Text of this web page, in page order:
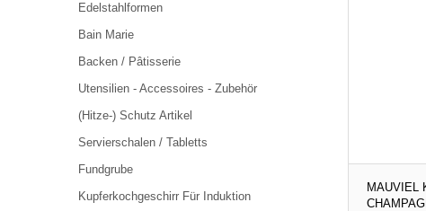
MAUVIEL
Edelstahlformen
Bain Marie
Backen / Pâtisserie
Utensilien - Accessoires - Zubehör
(Hitze-) Schutz Artikel
Servierschalen / Tabletts
Fundgrube
Kupferkochgeschirr Für Induktion